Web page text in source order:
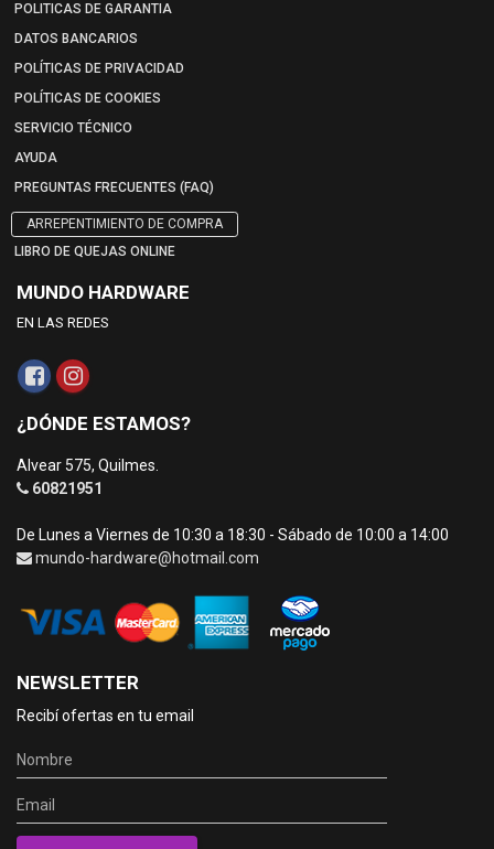
POLITICAS DE GARANTIA
DATOS BANCARIOS
POLÍTICAS DE PRIVACIDAD
POLÍTICAS DE COOKIES
SERVICIO TÉCNICO
AYUDA
PREGUNTAS FRECUENTES (FAQ)
ARREPENTIMIENTO DE COMPRA
LIBRO DE QUEJAS ONLINE
MUNDO HARDWARE
EN LAS REDES
¿DÓNDE ESTAMOS?
Alvear 575, Quilmes.
60821951
De Lunes a Viernes de 10:30 a 18:30 - Sábado de 10:00 a 14:00
mundo-hardware@hotmail.com
NEWSLETTER
Recibí ofertas en tu email